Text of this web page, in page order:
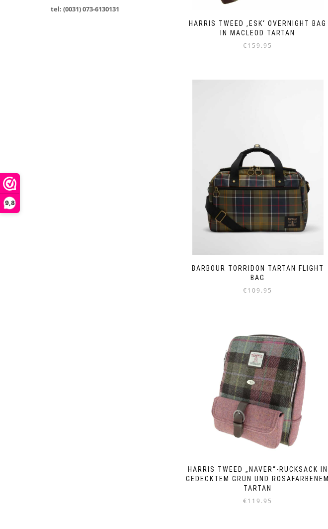
9,8
HARRIS TWEED ‚ESK‘ OVERNIGHT BAG
IN MACLEOD TARTAN
€159.95
BARBOUR TORRIDON TARTAN FLIGHT
BAG
€109.95
HARRIS TWEED „NAVER“-RUCKSACK IN
GEDECKTEM GRÜN UND ROSAFARBENEM
TARTAN
€119.95
tel: (0031) 073-6130131